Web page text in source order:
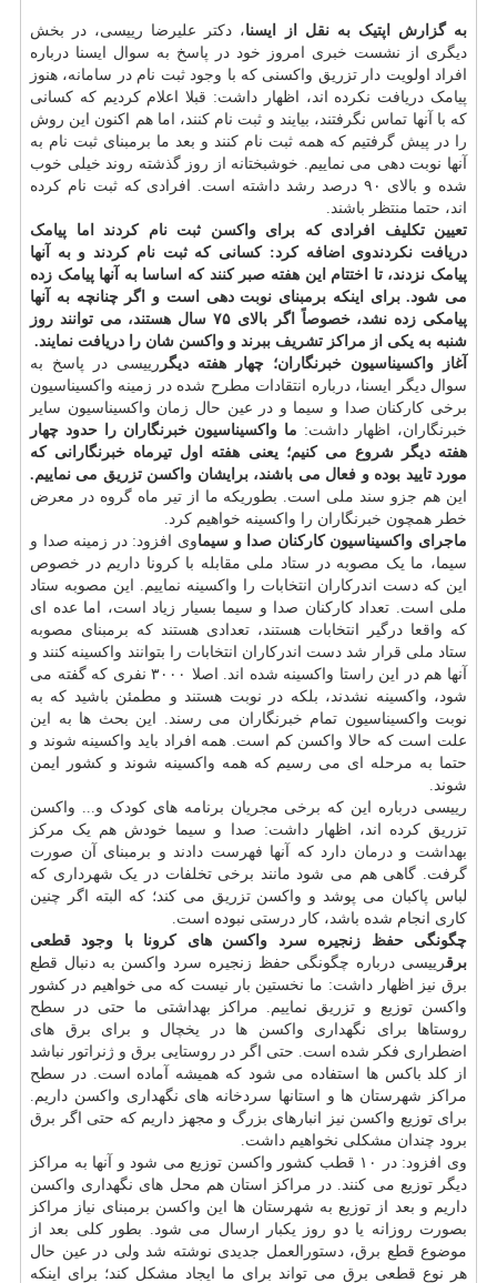
به گزارش اپتیک به نقل از ایسنا، دکتر علیرضا رییسی، در بخش
دیگری از نشست خبری امروز خود در پاسخ به سوال ایسنا درباره
افراد اولویت دار تزریق واکسنی که با وجود ثبت نام در سامانه، هنوز
پیامک دریافت نکرده اند، اظهار داشت: قبلا اعلام کردیم که کسانی
که با آنها تماس نگرفتند، بیایند و ثبت نام کنند، اما هم اکنون این روش
را در پیش گرفتیم که همه ثبت نام کنند و بعد ما برمبنای ثبت نام به
آنها نوبت دهی می نماییم. خوشبختانه از روز گذشته روند خیلی خوب
شده و بالای ۹۰ درصد رشد داشته است. افرادی که ثبت نام کرده
اند، حتما منتظر باشند.
تعیین تکلیف افرادی که برای واکسن ثبت نام کردند اما پیامک
دریافت نکردندوی اضافه کرد: کسانی که ثبت نام کردند و به آنها
پیامک نزدند، تا اختتام این هفته صبر کنند که اساسا به آنها پیامک زده
می شود. برای اینکه برمبنای نوبت دهی است و اگر چنانچه به آنها
پیامکی زده نشد، خصوصاً اگر بالای ۷۵ سال هستند، می توانند روز
شنبه به یکی از مراکز تشریف ببرند و واکسن شان را دریافت نمایند.
آغاز واکسیناسیون خبرنگاران؛ چهار هفته دیگر رییسی در پاسخ به
سوال دیگر ایسنا، درباره انتقادات مطرح شده در زمینه واکسیناسیون
برخی کارکنان صدا و سیما و در عین حال زمان واکسیناسیون سایر
خبرنگاران، اظهار داشت: ما واکسیناسیون خبرنگاران را حدود چهار
هفته دیگر شروع می کنیم؛ یعنی هفته اول تیرماه خبرنگارانی که
مورد تایید بوده و فعال می باشند، برایشان واکسن تزریق می نماییم.
این هم جزو سند ملی است. بطوریکه ما از تیر ماه گروه در معرض
خطر همچون خبرنگاران را واکسینه خواهیم کرد.
ماجرای واکسیناسیون کارکنان صدا و سیماوی افزود: در زمینه صدا و
سیما، ما یک مصوبه در ستاد ملی مقابله با کرونا داریم در خصوص
این که دست اندرکاران انتخابات را واکسینه نماییم. این مصوبه ستاد
ملی است. تعداد کارکنان صدا و سیما بسیار زیاد است، اما عده ای
که واقعا درگیر انتخابات هستند، تعدادی هستند که برمبنای مصوبه
ستاد ملی قرار شد دست اندرکاران انتخابات را بتوانند واکسینه کنند و
آنها هم در این راستا واکسینه شده اند. اصلا ۳۰۰۰ نفری که گفته می
شود، واکسینه نشدند، بلکه در نوبت هستند و مطمئن باشید که به
نوبت واکسیناسیون تمام خبرنگاران می رسند. این بحث ها به این
علت است که حالا واکسن کم است. همه افراد باید واکسینه شوند و
حتما به مرحله ای می رسیم که همه واکسینه شوند و کشور ایمن
شوند.
رییسی درباره این که برخی مجریان برنامه های کودک و... واکسن
تزریق کرده اند، اظهار داشت: صدا و سیما خودش هم یک مرکز
بهداشت ودرمان دارد که آنها فهرست دادند و برمبنای آن صورت
گرفت. گاهی هم می شود مانند برخی تخلفات در یک شهرداری که
لباس پاکبان می پوشد و واکسن تزریق می کند؛ که البته اگر چنین
کاری انجام شده باشد، کار درستی نبوده است.
چگونگی حفظ زنجیره سرد واکسن های کرونا با وجود قطعی
برقرییسی درباره چگونگی حفظ زنجیره سرد واکسن به دنبال قطع
برق نیز اظهار داشت: ما نخستین بار نیست که می خواهیم در کشور
واکسن توزیع و تزریق نماییم. مراکز بهداشتی ما حتی در سطح
روستاها برای نگهداری واکسن ها در یخچال و برای برق های
اضطراری فکر شده است. حتی اگر در روستایی برق و ژنراتور نباشد
از کلد باکس ها استفاده می شود که همیشه آماده است. در سطح
مراکز شهرستان ها و استانها سردخانه های نگهداری واکسن داریم.
برای توزیع واکسن نیز انبارهای بزرگ و مجهز داریم که حتی اگر برق
برود چندان مشکلی نخواهیم داشت.
وی افزود: در ۱۰ قطب کشور واکسن توزیع می شود و آنها به مراکز
دیگر توزیع می کنند. در مراکز استان هم محل های نگهداری واکسن
داریم و بعد از توزیع به شهرستان ها این واکسن برمبنای نیاز مراکز
بصورت روزانه یا دو روز یکبار ارسال می شود. بطور کلی بعد از
موضوع قطع برق، دستورالعمل جدیدی نوشته شد ولی در عین حال
هر نوع قطعی برق می تواند برای ما ایجاد مشکل کند؛ برای اینکه